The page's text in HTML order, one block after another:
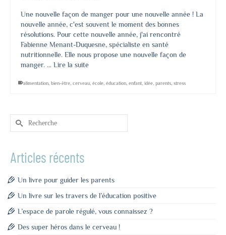
Une nouvelle façon de manger pour une nouvelle année ! La
nouvelle année, c'est souvent le moment des bonnes
résolutions. Pour cette nouvelle année, j'ai rencontré
Fabienne Menant-Duquesne, spécialiste en santé
nutritionnelle. Elle nous propose une nouvelle façon de
manger. … Lire la suite
alimentation bien-être cerveau école éducation enfant idée parents stress
Rechercher :
Articles récents
Un livre pour guider les parents
Un livre sur les travers de l’éducation positive
L’espace de parole régulé, vous connaissez ?
Des super héros dans le cerveau !